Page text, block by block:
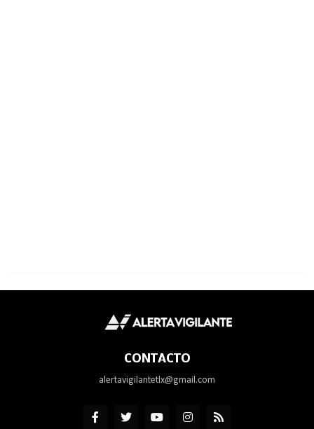
CONTACTO
alertavigilantetlx@gmail.com